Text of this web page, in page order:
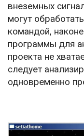
внеземных
могут
командой,
программы для
проекта не
следует
одновременно